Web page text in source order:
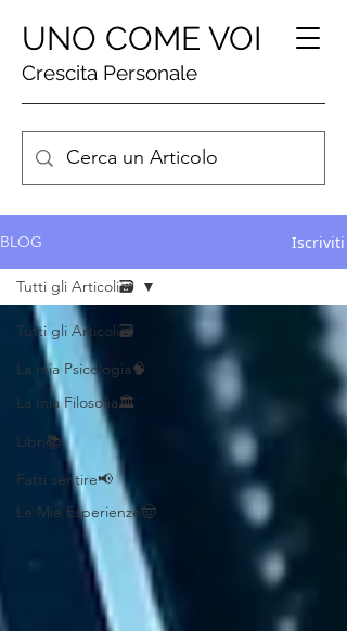
UNO COME VOI
Crescita Personale
BLOG Iscriviti
Tutti gli Articoli🗃️
La mia Psicologia🧠
La mia Filosofia🏛️
Libri📚
Fatti sentire📢
Le Mie Esperienze🤠
Tutti gli Articoli🗃️